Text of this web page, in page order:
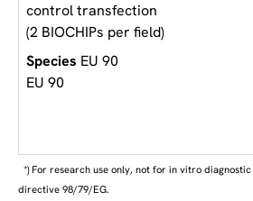
control transfection
(2 BIOCHIPs per field)
EU 90
EU 90
*) For research use only, not for in vitro diagnostic
directive 98/79/EG.